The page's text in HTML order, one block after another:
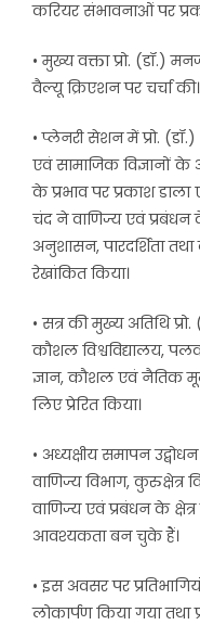
करियर संभावनाओं पर
• मुख्य वक्ता प्रो. (डॉ.)
वैल्यू क्रिएशन पर चर्चा की।
• प्लेनरी सेशन में प्रो. (डॉ.)
एवं सामाजिक विज्ञानों के
के प्रभाव पर प्रकाश
चंद ने वाणिज्य एवं प्रबंधन के
अनुशासन, पारदर्शिता
रेखांकित किया।
• सत्र की मुख्य अतिथि प्रो.
कौशल विश्वविद्यालय,
ज्ञान, कौशल एवं
लिए प्रेरित किया।
• अध्यक्षीय समापन
वाणिज्य विभाग, कुरुक्षेत्र
वाणिज्य एवं प्रबंधन के
आवश्यकता बन चुके हैं।
• इस अवसर पर
लोकार्पण किया गया तथा